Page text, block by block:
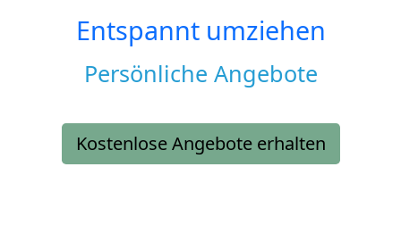
Entspannt umziehen
Persönliche Angebote
Kostenlose Angebote erhalten